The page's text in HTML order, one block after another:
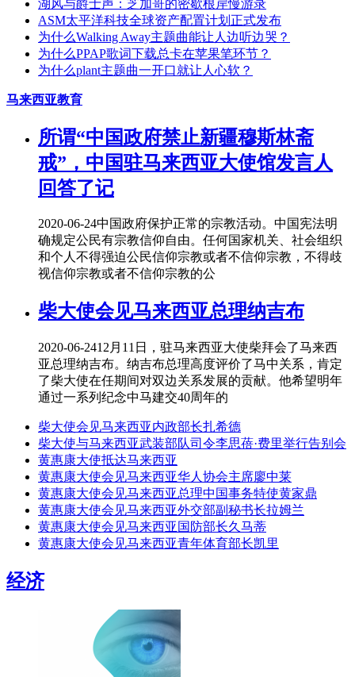
湖风与爵士声：芝加哥的密歇根岸慢游录
ASM太平洋科技全球资产配置计划正式发布
为什么Walking Away主题曲能让人边听边哭？
为什么PPAP歌词下载总卡在苹果笔环节？
为什么plant主题曲一开口就让人心软？
马来西亚教育
所谓“中国政府禁止新疆穆斯林斋
戒”，中国驻马来西亚大使馆发言人
回答了记
2020-06-24中国政府保护正常的宗教活动。中国宪法明
确规定公民有宗教信仰自由。任何国家机关、社会组织
和个人不得强迫公民信仰宗教或者不信仰宗教，不得歧
视信仰宗教或者不信仰宗教的公
柴大使会见马来西亚总理纳吉布
2020-06-2412月11日，驻马来西亚大使柴拜会了马来西
亚总理纳吉布。纳吉布总理高度评价了马中关系，肯定
了柴大使在任期间对双边关系发展的贡献。他希望明年
通过一系列纪念中马建交40周年的
柴大使会见马来西亚内政部长扎希德
柴大使与马来西亚武装部队司令李思蓓·费里举行告别会
黄惠康大使抵达马来西亚
黄惠康大使会见马来西亚华人协会主席廖中莱
黄惠康大使会见马来西亚总理中国事务特使黄家鼎
黄惠康大使会见马来西亚外交部副秘书长拉姆兰
黄惠康大使会见马来西亚国防部长久马蒂
黄惠康大使会见马来西亚青年体育部长凯里
经济